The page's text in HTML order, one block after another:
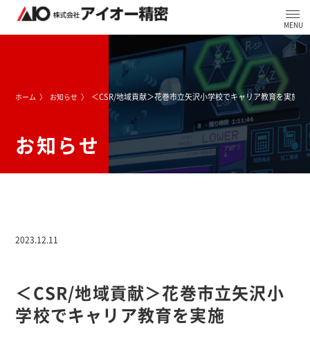
ホーム お知らせ ＜CSR/地域貢献＞花巻市立矢沢小学校でキャリア教育を実施
お知らせ
2023.12.11
＜CSR/地域貢献＞花巻市立矢沢小
学校でキャリア教育を実施